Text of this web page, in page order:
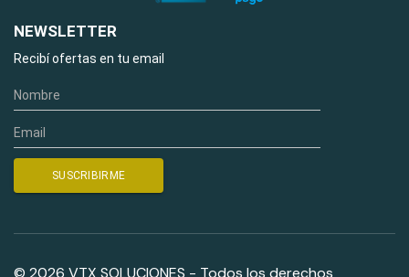
NEWSLETTER
Recibí ofertas en tu email
© 2026 VTX SOLUCIONES - Todos los derechos